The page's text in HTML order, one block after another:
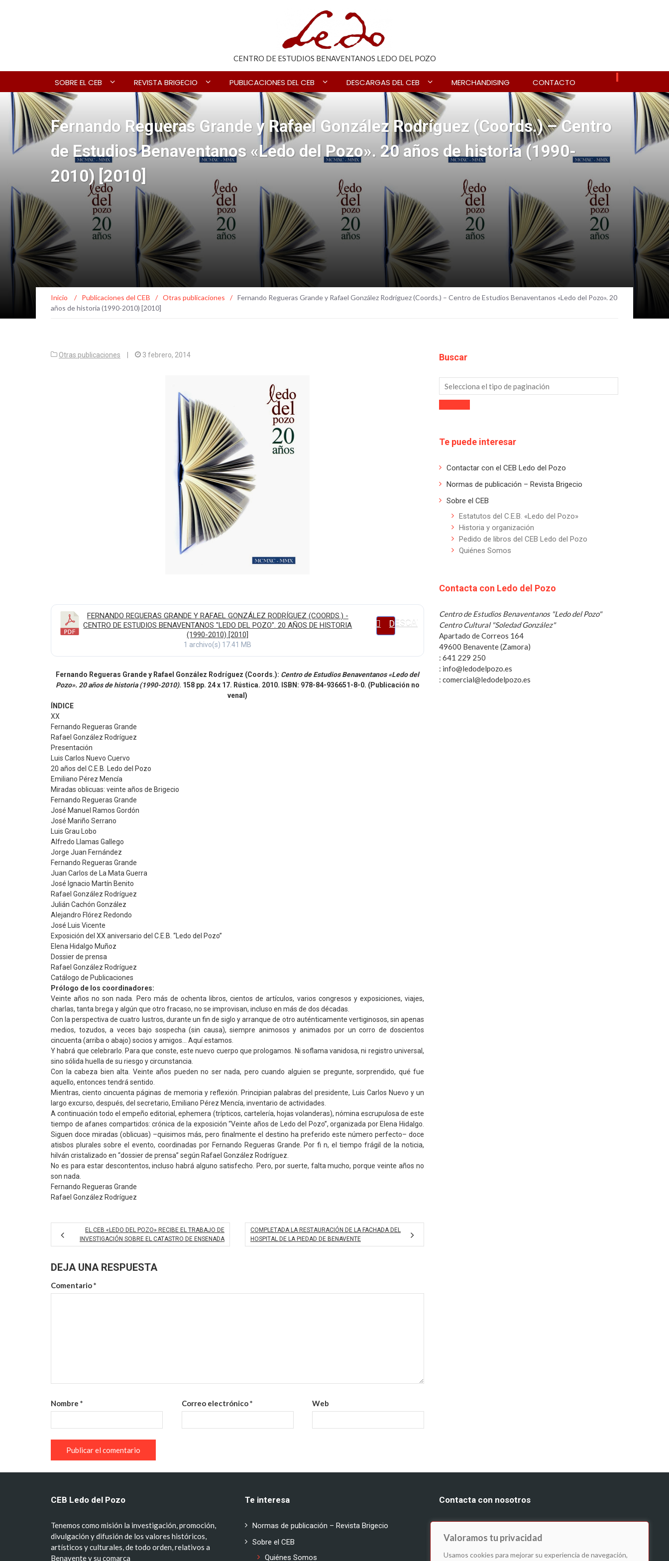
Valoramos tu privacidad
Usamos cookies para mejorar su experiencia de navegación,
CENTRO DE ESTUDIOS BENAVENTANOS LEDO DEL POZO
SOBRE EL CEB REVISTA BRIGECIO PUBLICACIONES DEL CEB DESCARGAS DEL CEB MERCHANDISING CONTACTO
Fernando Regueras Grande y Rafael González Rodríguez (Coords.) – Centro
de Estudios Benaventanos «Ledo del Pozo». 20 años de historia (1990-
2010) [2010]
Inicio / Publicaciones del CEB / Otras publicaciones / Fernando Regueras Grande y Rafael González Rodríguez (Coords.) – Centro de Estudios Benaventanos «Ledo del Pozo». 20
años de historia (1990-2010) [2010]
Otras publicaciones 3 febrero, 2014
FERNANDO REGUERAS GRANDE Y RAFAEL GONZÁLEZ RODRÍGUEZ (COORDS.) -
CENTRO DE ESTUDIOS BENAVENTANOS "LEDO DEL POZO". 20 AÑOS DE HISTORIA
(1990-2010) [2010]
1 archivo(s) 17.41 MB
DESCARGAR
Fernando Regueras Grande y Rafael González Rodríguez (Coords.): Centro de Estudios Benaventanos «Ledo del
Pozo». 20 años de historia (1990-2010). 158 pp. 24 x 17. Rústica. 2010. ISBN: 978-84-936651-8-0. (Publicación no
venal)
ÍNDICE
XX
Fernando Regueras Grande
Rafael González Rodríguez
Presentación
Luis Carlos Nuevo Cuervo
20 años del C.E.B. Ledo del Pozo
Emiliano Pérez Mencía
Miradas oblicuas: veinte años de Brigecio
Fernando Regueras Grande
José Manuel Ramos Gordón
José Mariño Serrano
Luis Grau Lobo
Alfredo Llamas Gallego
Jorge Juan Fernández
Fernando Regueras Grande
Juan Carlos de La Mata Guerra
José Ignacio Martín Benito
Rafael González Rodríguez
Julián Cachón González
Alejandro Flórez Redondo
José Luis Vicente
Exposición del XX aniversario del C.E.B. “Ledo del Pozo”
Elena Hidalgo Muñoz
Dossier de prensa
Rafael González Rodríguez
Catálogo de Publicaciones
Prólogo de los coordinadores:
Veinte años no son nada. Pero más de ochenta libros, cientos de artículos, varios congresos y exposiciones, viajes,
charlas, tanta brega y algún que otro fracaso, no se improvisan, incluso en más de dos décadas.
Con la perspectiva de cuatro lustros, durante un fin de siglo y arranque de otro auténticamente vertiginosos, sin apenas
medios, tozudos, a veces bajo sospecha (sin causa), siempre animosos y animados por un corro de doscientos
cincuenta (arriba o abajo) socios y amigos… Aquí estamos.
Y habrá que celebrarlo. Para que conste, este nuevo cuerpo que prologamos. Ni soflama vanidosa, ni registro universal,
sino sólida huella de su riesgo y circunstancia.
Con la cabeza bien alta. Veinte años pueden no ser nada, pero cuando alguien se pregunte, sorprendido, qué fue
aquello, entonces tendrá sentido.
Mientras, ciento cincuenta páginas de memoria y reflexión. Principian palabras del presidente, Luis Carlos Nuevo y un
largo excurso, después, del secretario, Emiliano Pérez Mencía, inventario de actividades.
A continuación todo el empeño editorial, ephemera (trípticos, cartelería, hojas volanderas), nómina escrupulosa de este
tiempo de afanes compartidos: crónica de la exposición “Veinte años de Ledo del Pozo”, organizada por Elena Hidalgo.
Siguen doce miradas (oblicuas) –quisimos más, pero finalmente el destino ha preferido este número perfecto– doce
atisbos plurales sobre el evento, coordinadas por Fernando Regueras Grande. Por fi n, el tiempo frágil de la noticia,
hilván cristalizado en “dossier de prensa” según Rafael González Rodríguez.
No es para estar descontentos, incluso habrá alguno satisfecho. Pero, por suerte, falta mucho, porque veinte años no
son nada.
Fernando Regueras Grande
Rafael González Rodríguez
EL CEB «LEDO DEL POZO» RECIBE EL TRABAJO DE
INVESTIGACIÓN SOBRE EL CATASTRO DE ENSENADA
COMPLETADA LA RESTAURACIÓN DE LA FACHADA DEL
HOSPITAL DE LA PIEDAD‏ DE BENAVENTE
DEJA UNA RESPUESTA
Comentario*
Nombre * Correo electrónico* Web
Buscar
Te puede interesar
Contactar con el CEB Ledo del Pozo
Normas de publicación – Revista Brigecio
Sobre el CEB
Estatutos del C.E.B. «Ledo del Pozo»
Historia y organización
Pedido de libros del CEB Ledo del Pozo
Quiénes Somos
Contacta con Ledo del Pozo
Centro de Estudios Benaventanos "Ledo del Pozo"
Centro Cultural "Soledad González"
Apartado de Correos 164
49600 Benavente (Zamora)
: 641 229 250
: info@ledodelpozo.es
: comercial@ledodelpozo.es
CEB Ledo del Pozo
Tenemos como misión la investigación, promoción,
divulgación y difusión de los valores históricos,
artísticos y culturales, de todo orden, relativos a
Benavente y su comarca
Te interesa
Normas de publicación – Revista Brigecio
Sobre el CEB
Quiénes Somos
Contacta con nosotros
: comercial@ledodelpozo.es